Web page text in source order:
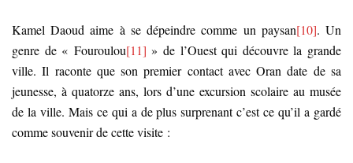
Kamel Daoud aime à se dépeindre comme un paysan[10]. Un
genre de « Fouroulou[11] » de l’Ouest qui découvre la grande
ville. Il raconte que son premier contact avec Oran date de sa
jeunesse, à quatorze ans, lors d’une excursion scolaire au musée
de la ville. Mais ce qui a de plus surprenant c’est ce qu’il a gardé
comme souvenir de cette visite :